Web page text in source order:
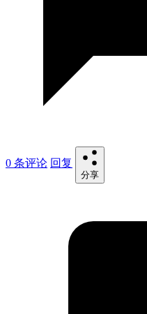
0 条评论 回复
分享